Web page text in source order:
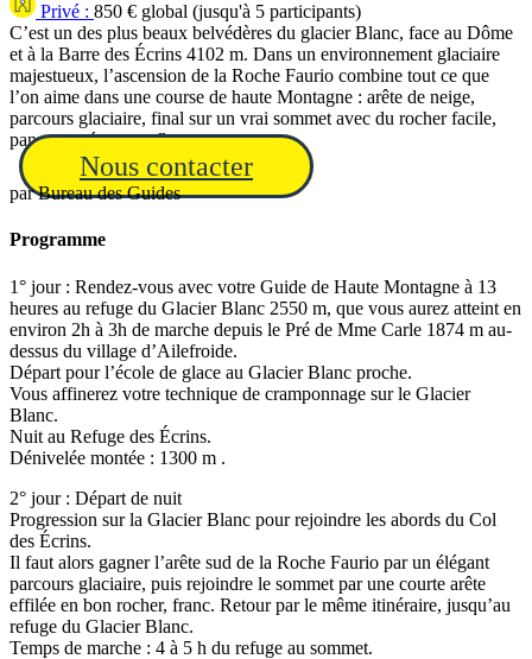
Privé : 850 € global (jusqu'à 5 participants)
C’est un des plus beaux belvédères du glacier Blanc, face au Dôme
et à la Barre des Écrins 4102 m. Dans un environnement glaciaire
majestueux, l’ascension de la Roche Faurio combine tout ce que
l’on aime dans une course de haute Montagne : arête de neige,
parcours glaciaire, final sur un vrai sommet avec du rocher facile,
panorama époustouflant.
Nous contacter
parBureau des Guides
Programme
1° jour : Rendez-vous avec votre Guide de Haute Montagne à 13
heures au refuge du Glacier Blanc 2550 m, que vous aurez atteint en
environ 2h à 3h de marche depuis le Pré de Mme Carle 1874 m au-
dessus du village d’Ailefroide.
Départ pour l’école de glace au Glacier Blanc proche.
Vous affinerez votre technique de cramponnage sur le Glacier
Blanc.
Nuit au Refuge des Écrins.
Dénivelée montée : 1300 m .
2° jour : Départ de nuit
Progression sur la Glacier Blanc pour rejoindre les abords du Col
des Écrins.
Il faut alors gagner l’arête sud de la Roche Faurio par un élégant
parcours glaciaire, puis rejoindre le sommet par une courte arête
effilée en bon rocher, franc. Retour par le même itinéraire, jusqu’au
refuge du Glacier Blanc.
Temps de marche : 4 à 5 h du refuge au sommet.